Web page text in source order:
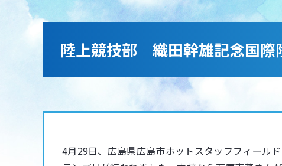
陸上競技部 織田幹雄記念国際
4月29日、広島県広島市ホットスタッフフィール